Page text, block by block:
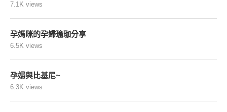
7.1K views
孕媽咪的孕婦瑜珈分享
6.5K views
孕婦與比基尼~
6.3K views